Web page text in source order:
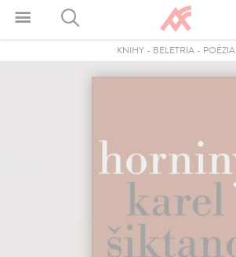
KNIHY- BELETRIA- POÉZIA